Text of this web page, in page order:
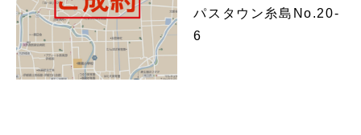
パスタウン糸島No.20-
6